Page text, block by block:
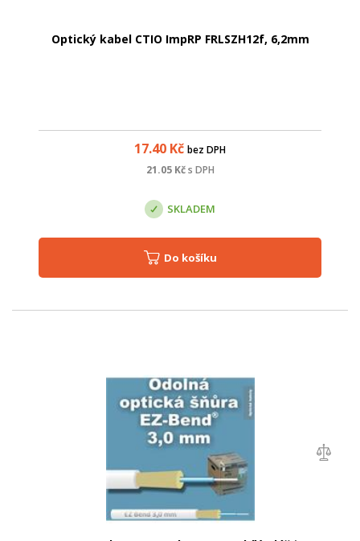
Optický kabel CTIO ImpRP FRLSZH12f, 6,2mm
17.40 Kč bez DPH
21.05Kč s DPH
SKLADEM
Do košíku